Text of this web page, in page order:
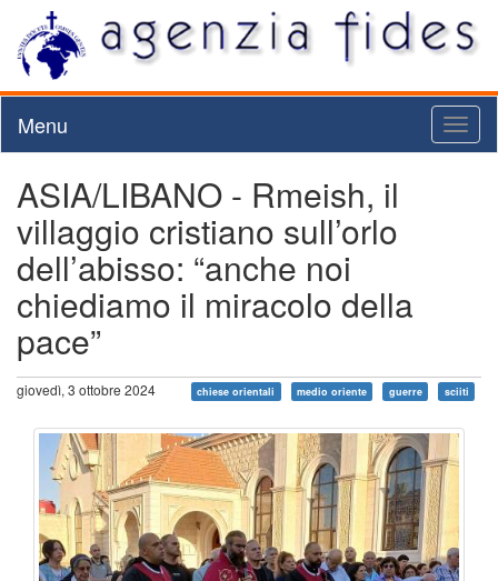
Menu
ASIA/LIBANO - Rmeish, il
villaggio cristiano sull’orlo
dell’abisso: “anche noi
chiediamo il miracolo della
pace”
giovedì, 3 ottobre 2024 chiese orientali medio oriente guerre sciiti